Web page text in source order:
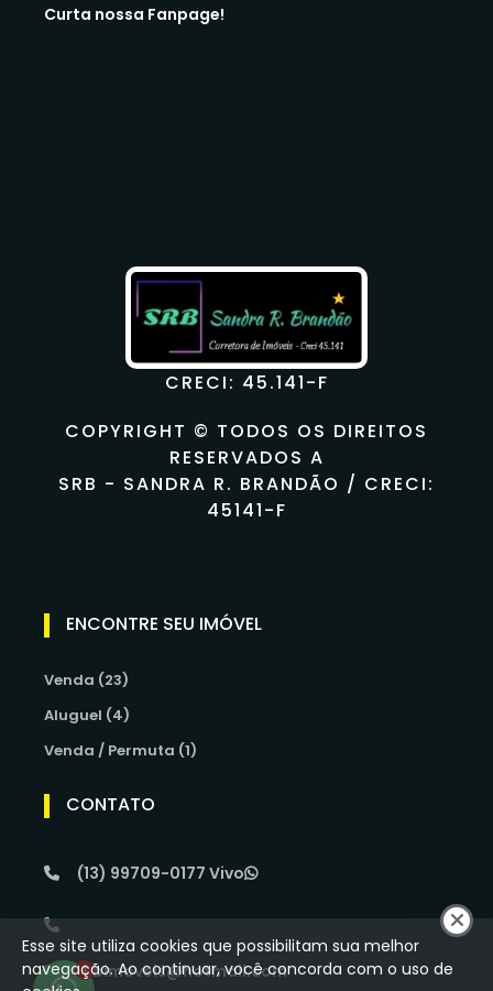
Curta nossa Fanpage!
CRECI: 45.141-F
COPYRIGHT © TODOS OS DIREITOS
RESERVADOS A
SRB - SANDRA R. BRANDÃO / CRECI:
45141-F
ENCONTRE SEU IMÓVEL
Venda (23)
Aluguel (4)
Venda / Permuta (1)
CONTATO
(13) 99709-0177 Vivo
srbimoveis@hotmail.com
1
Esse site utiliza cookies que possibilitam sua melhor
navegação. Ao continuar, você concorda com o uso de